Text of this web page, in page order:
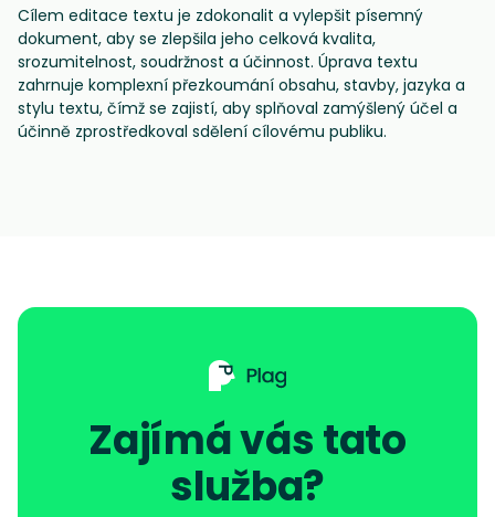
Cílem editace textu je zdokonalit a vylepšit písemný
dokument, aby se zlepšila jeho celková kvalita,
srozumitelnost, soudržnost a účinnost. Úprava textu
zahrnuje komplexní přezkoumání obsahu, stavby, jazyka a
stylu textu, čímž se zajistí, aby splňoval zamýšlený účel a
účinně zprostředkoval sdělení cílovému publiku.
Zajímá vás tato
služba?